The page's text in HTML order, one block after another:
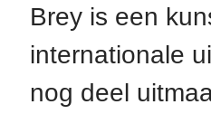
Brey is een
internationale
nog deel